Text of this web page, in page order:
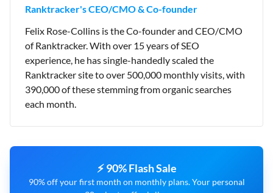
Ranktracker's CEO/CMO & Co-founder
Felix Rose-Collins is the Co-founder and CEO/CMO
of Ranktracker. With over 15 years of SEO
experience, he has single-handedly scaled the
Ranktracker site to over 500,000 monthly visits, with
390,000 of these stemming from organic searches
each month.
⚡ 90% Flash Sale
90% off your first month on monthly plans. Your personal